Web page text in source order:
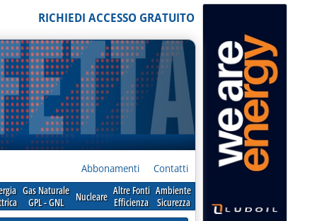
RICHIEDI ACCESSO GRATUITO
Abbonamenti Contatti
Gas Naturale
GPL - GNL
Nucleare Altre Fonti
Efficienza
Ambiente
Sicurezza